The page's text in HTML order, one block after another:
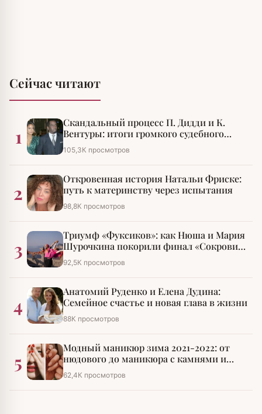
Сейчас читают
1
Скандальный процесс П. Дидди и К.
Вентуры: итоги громкого судебного
разбирательства
105,3К просмотров
2
Откровенная история Натальи Фриске:
путь к материнству через испытания
98,8К просмотров
3
Триумф «Фуксиков»: как Нюша и Мария
Шурочкина покорили финал «Сокровищ
императора»
92,5К просмотров
4
Анатомий Руденко и Елена Дудина:
Семейное счастье и новая глава в жизни
88К просмотров
5
Модный маникюр зима 2021-2022: от
нюдового до маникюра с камнями и
стразами
62,4К просмотров